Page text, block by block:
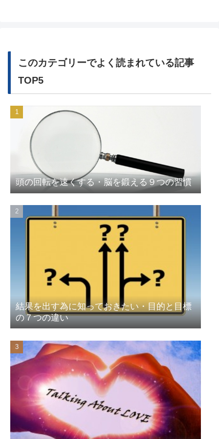
このカテゴリーでよく読まれている記事
TOP5
頭の回転を速くする・脳を鍛える９つの習慣
結果を出す為に知っておきたい・目的と目標
の７つの違い